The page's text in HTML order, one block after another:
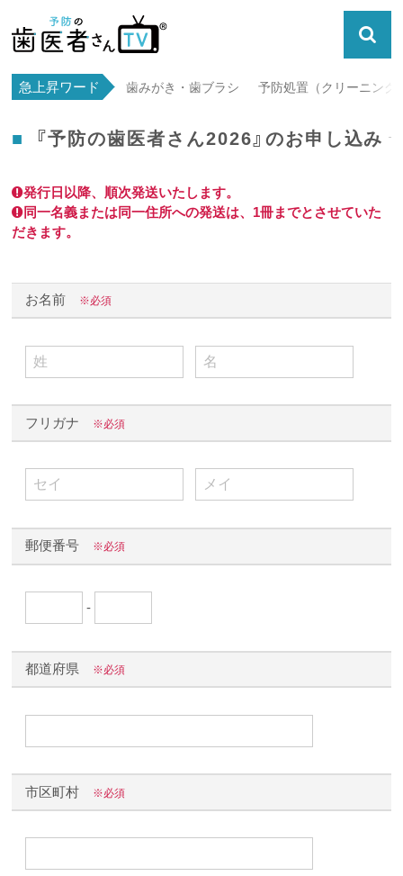
急上昇ワード 歯みがき・歯ブラシ 予防処置（クリーニング
『予防の歯医者さん2026』のお申し込み
発行日以降、順次発送いたします。
同一名義または同一住所への発送は、1冊までとさせていた
だきます。
お名前 ※必須
フリガナ ※必須
郵便番号 ※必須
‐
都道府県 ※必須
市区町村 ※必須